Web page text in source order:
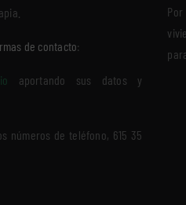
de contacto:
aportando sus datos y
números de teléfono, 615 35